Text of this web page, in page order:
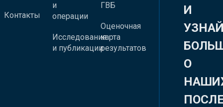
Контакты
и
операции
Исследования
и публикации
ГВБ
Оценочная
карта
результатов
И
О